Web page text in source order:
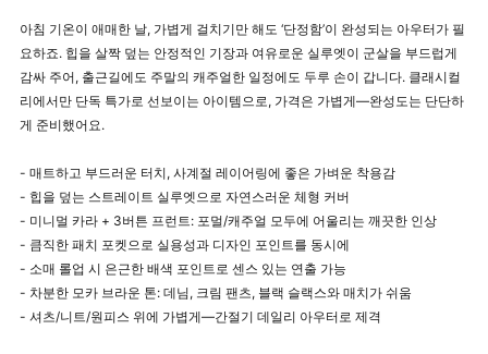
아침 기온이 애매한 날, 가볍게 걸치기만 해도 ‘단정함’이 완성되는 아우터가 필
요하죠. 힙을 살짝 덮는 안정적인 기장과 여유로운 실루엣이 군살을 부드럽게
감싸 주어, 출근길에도 주말의 캐주얼한 일정에도 두루 손이 갑니다. 클래시컬
리에서만 단독 특가로 선보이는 아이템으로, 가격은 가볍게—완성도는 단단하
게 준비했어요.
- 매트하고 부드러운 터치, 사계절 레이어링에 좋은 가벼운 착용감
- 힙을 덮는 스트레이트 실루엣으로 자연스러운 체형 커버
- 미니멀 카라 + 3버튼 프런트: 포멀/캐주얼 모두에 어울리는 깨끗한 인상
- 큼직한 패치 포켓으로 실용성과 디자인 포인트를 동시에
- 소매 롤업 시 은근한 배색 포인트로 센스 있는 연출 가능
- 차분한 모카 브라운 톤: 데님, 크림 팬츠, 블랙 슬랙스와 매치가 쉬움
- 셔츠/니트/원피스 위에 가볍게—간절기 데일리 아우터로 제격